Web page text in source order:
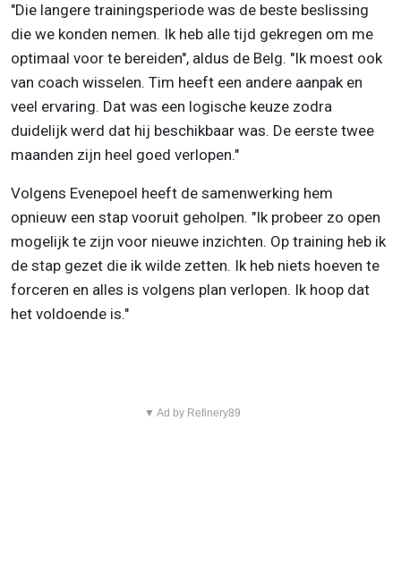
"Die langere trainingsperiode was de beste beslissing
die we konden nemen. Ik heb alle tijd gekregen om me
optimaal voor te bereiden", aldus de Belg. "Ik moest ook
van coach wisselen. Tim heeft een andere aanpak en
veel ervaring. Dat was een logische keuze zodra
duidelijk werd dat hij beschikbaar was. De eerste twee
maanden zijn heel goed verlopen."
Volgens Evenepoel heeft de samenwerking hem
opnieuw een stap vooruit geholpen. "Ik probeer zo open
mogelijk te zijn voor nieuwe inzichten. Op training heb ik
de stap gezet die ik wilde zetten. Ik heb niets hoeven te
forceren en alles is volgens plan verlopen. Ik hoop dat
het voldoende is."
▼ Ad by Refinery89